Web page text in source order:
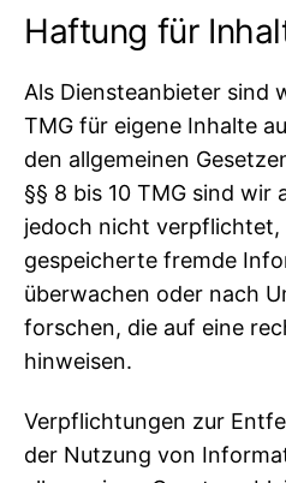
Haftung für
Als Diensteanbieter sind
TMG für eigene Inhalte
den allgemeinen
§§ 8 bis 10 TMG sind wir
jedoch nicht
gespeicherte fremde
überwachen oder nach
forschen, die auf eine
hinweisen.
Verpflichtungen zur
der Nutzung von